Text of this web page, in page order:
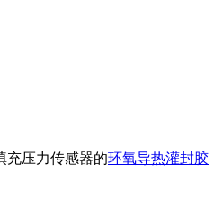
充压力传感器的环氧导热灌封胶